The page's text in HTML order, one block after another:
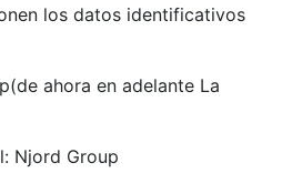
los datos identificativos
ahora en adelante La
Njord Group